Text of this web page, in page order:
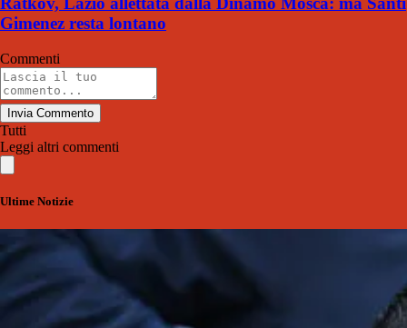
Gimenez resta lontano
Commenti
Invia Commento
Tutti
Leggi altri commenti
Ultime Notizie